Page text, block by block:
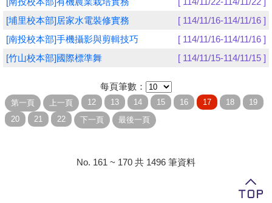
評委專區
[埔里校本部]居家水電裝修實務
[ 114/11/16-114/11/16 ]
[南投校本部]手機攝影與剪輯技巧
[ 114/11/16-114/11/16 ]
[竹山校本部]國際標準舞
[ 114/11/15-114/11/15 ]
每頁筆數：
No. 161 ~ 170 共 1496 筆資料